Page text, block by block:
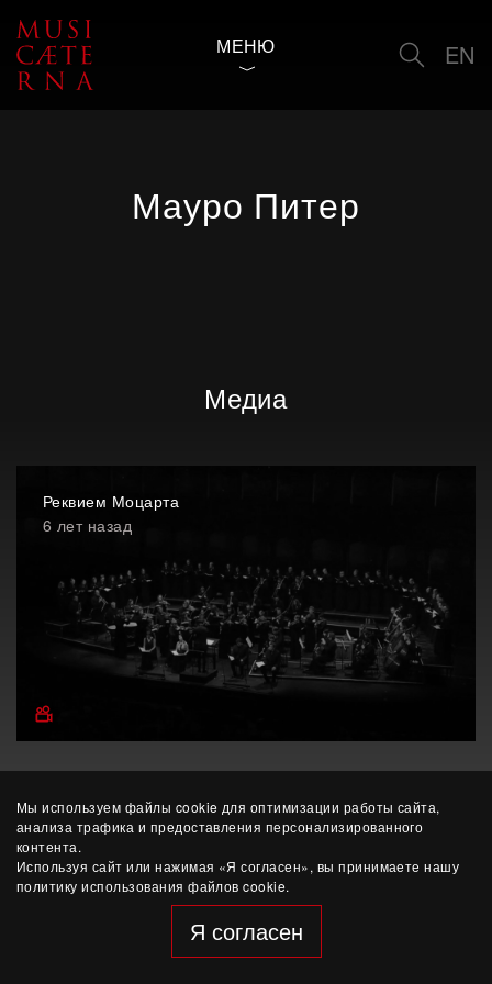
Мы используем файлы cookie для оптимизации работы сайта,
анализа трафика и предоставления персонализированного
контента.
Используя сайт или нажимая «Я согласен», вы принимаете нашу
политику использования файлов cookie.
Я согласен
МЕНЮ EN
Мауро Питер
Медиа
Реквием Моцарта
6 лет назад
© ЧУК «Этерна»
разработка сайта — Yep!